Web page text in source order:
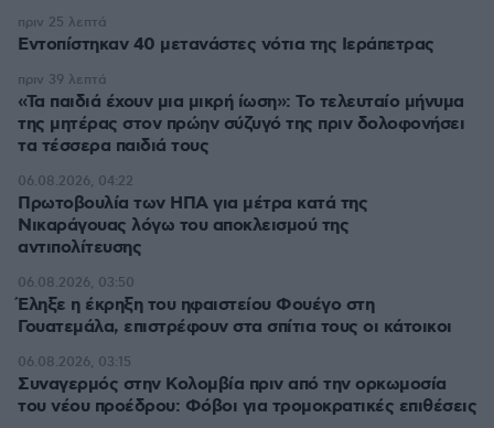
Εντοπίστηκαν 40 μετανάστες νότια της Ιεράπετρας
πριν 25 λεπτά
«Τα παιδιά έχουν μια μικρή ίωση»: Το τελευταίο μήνυμα
της μητέρας στον πρώην σύζυγό της πριν δολοφονήσει
τα τέσσερα παιδιά τους
πριν 39 λεπτά
Πρωτοβουλία των ΗΠΑ για μέτρα κατά της
Νικαράγουας λόγω του αποκλεισμού της
αντιπολίτευσης
06.08.2026, 04:22
Έληξε η έκρηξη του ηφαιστείου Φουέγο στη
Γουατεμάλα, επιστρέφουν στα σπίτια τους οι κάτοικοι
06.08.2026, 03:50
Συναγερμός στην Κολομβία πριν από την ορκωμοσία
του νέου προέδρου: Φόβοι για τρομοκρατικές επιθέσεις
06.08.2026, 03:15